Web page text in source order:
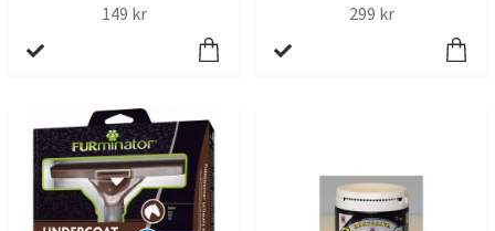
149 kr 299 kr